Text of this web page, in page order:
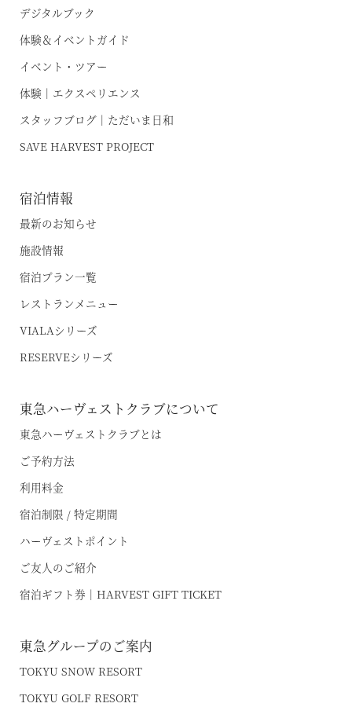
デジタルブック
体験＆イベントガイド
イベント・ツアー
体験｜エクスペリエンス
スタッフブログ｜ただいま日和
SAVE HARVEST PROJECT
宿泊情報
最新のお知らせ
施設情報
宿泊プラン一覧
レストランメニュー
VIALAシリーズ
RESERVEシリーズ
東急ハーヴェストクラブについて
東急ハーヴェストクラブとは
ご予約方法
利用料金
宿泊制限 / 特定期間
ハーヴェストポイント
ご友人のご紹介
宿泊ギフト券｜HARVEST GIFT TICKET
東急グループのご案内
TOKYU SNOW RESORT
TOKYU GOLF RESORT